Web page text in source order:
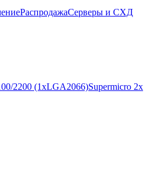
РаспродажаСерверы и СХД
2200 (1xLGA2066)Supermicro 2x